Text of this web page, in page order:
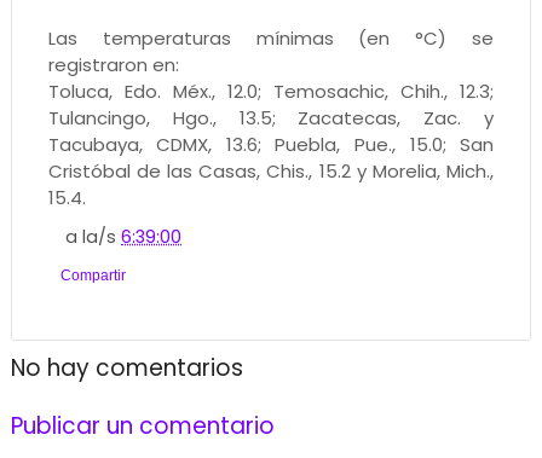
Las temperaturas mínimas (en °C) se
registraron en:
Toluca, Edo. Méx., 12.0; Temosachic, Chih., 12.3;
Tulancingo, Hgo., 13.5; Zacatecas, Zac. y
Tacubaya, CDMX, 13.6; Puebla, Pue., 15.0; San
Cristóbal de las Casas, Chis., 15.2 y Morelia, Mich.,
15.4.
a la/s6:39:00
Compartir
No hay comentarios
Publicar un comentario